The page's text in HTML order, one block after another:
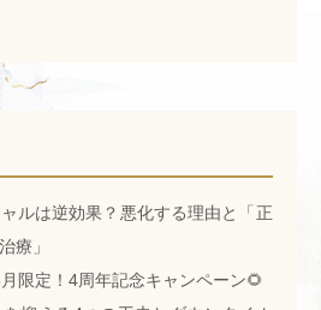
ルは逆効果？悪化する理由と「正
療」
限定！4周年記念キャンペーン🌻